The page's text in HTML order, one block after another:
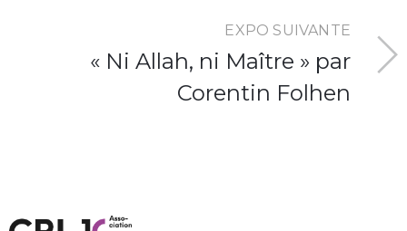
EXPO SUIVANTE
« Ni Allah, ni Maître » par
Corentin Folhen